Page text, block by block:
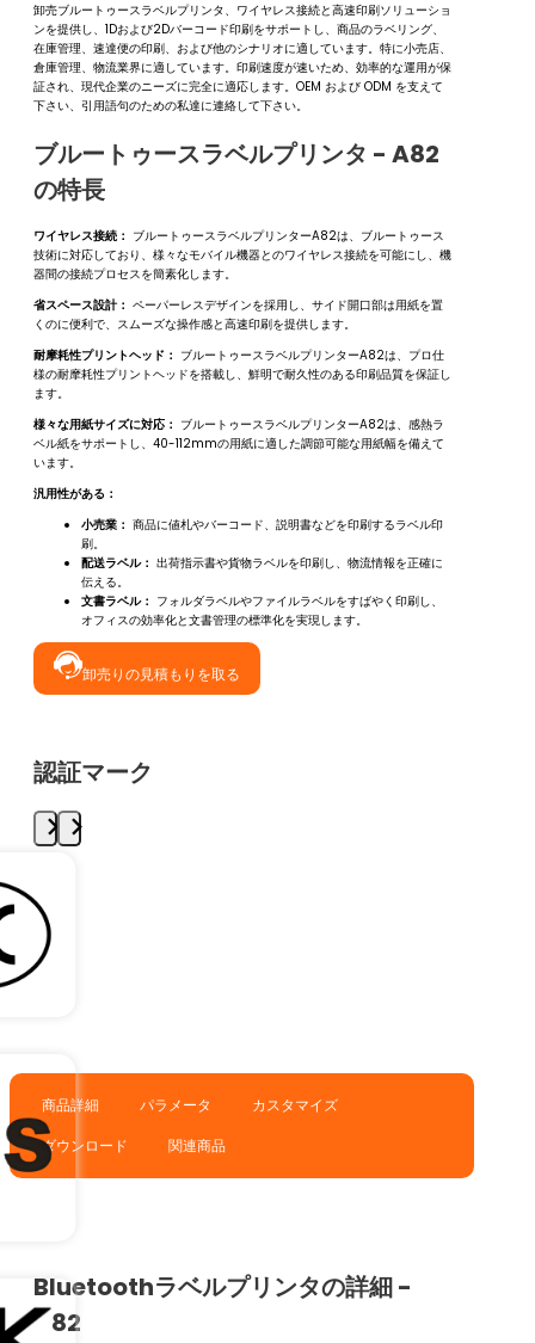
卸売ブルートゥースラベルプリンタ、ワイヤレス接続と高速印刷ソリューショ
ンを提供し、1Dおよび2Dバーコード印刷をサポートし、商品のラベリング、
在庫管理、速達便の印刷、および他のシナリオに適しています。特に小売店、
倉庫管理、物流業界に適しています。印刷速度が速いため、効率的な運用が保
証され、現代企業のニーズに完全に適応します。OEM および ODM を支えて
下さい、引用語句のための私達に連絡して下さい。
ブルートゥースラベルプリンタ - A82
の特長
ワイヤレス接続： ブルートゥースラベルプリンターA82は、ブルートゥース
技術に対応しており、様々なモバイル機器とのワイヤレス接続を可能にし、機
器間の接続プロセスを簡素化します。
省スペース設計： ペーパーレスデザインを採用し、サイド開口部は用紙を置
くのに便利で、スムーズな操作感と高速印刷を提供します。
耐摩耗性プリントヘッド： ブルートゥースラベルプリンターA82は、プロ仕
様の耐摩耗性プリントヘッドを搭載し、鮮明で耐久性のある印刷品質を保証し
ます。
様々な用紙サイズに対応： ブルートゥースラベルプリンターA82は、感熱ラ
ベル紙をサポートし、40-112mmの用紙に適した調節可能な用紙幅を備えて
います。
汎用性がある：
小売業： 商品に値札やバーコード、説明書などを印刷するラベル印
刷。
配送ラベル： 出荷指示書や貨物ラベルを印刷し、物流情報を正確に
伝える。
文書ラベル： フォルダラベルやファイルラベルをすばやく印刷し、
オフィスの効率化と文書管理の標準化を実現します。
卸売りの見積もりを取る
認証マーク
商品詳細 パラメータ カスタマイズ
ダウンロード 関連商品
Bluetoothラベルプリンタの詳細 -
A82